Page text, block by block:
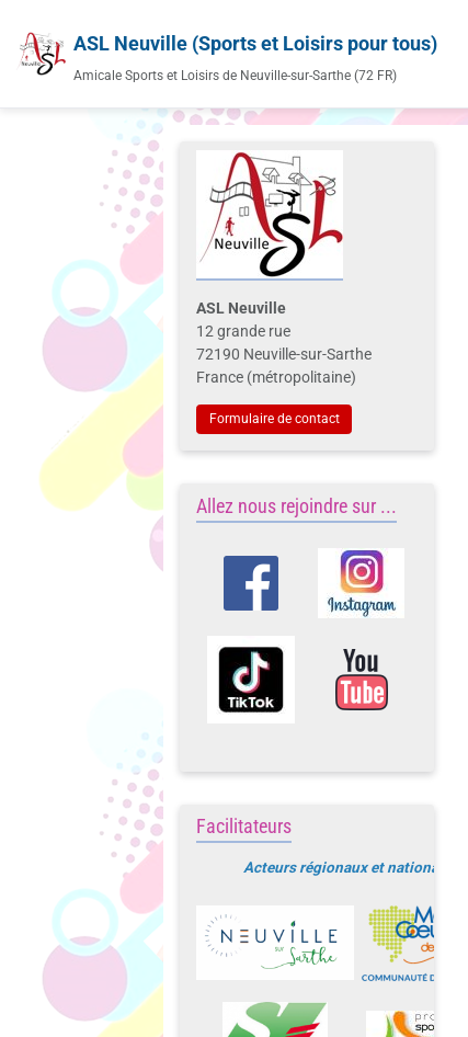
ASL Neuville (Sports et Loisirs pour tous)
Amicale Sports et Loisirs de Neuville-sur-Sarthe (72 FR)
ASL Neuville
12 grande rue
72190 Neuville-sur-Sarthe
France (métropolitaine)
Formulaire de contact
Allez nous rejoindre sur ...
Facilitateurs
Acteurs régionaux et nationaux